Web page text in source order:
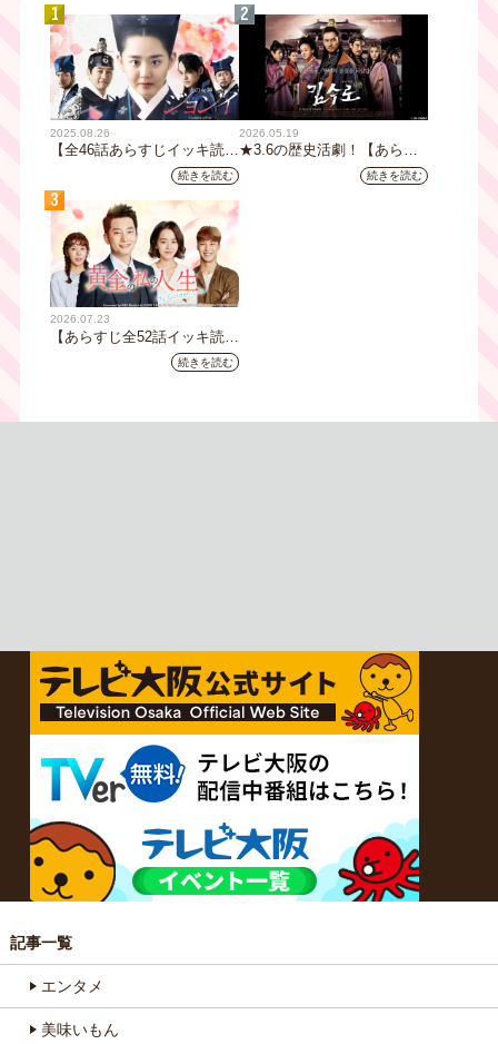
1
2025.08.26
【全46話あらすじイッキ読
み】韓国ドラマ『火の女神
ジョンイ』｜テレビ大阪 9
月11日（木）朝8時放送スタ
ート
続きを読む
2
2026.05.19
★3.6の歴史活劇！【あらす
じ全32話イッキ読み】韓国ド
ラマ『鉄の王 キム・スロ』
続きを読む
3
2026.07.23
【あらすじ全52話イッキ読
み】韓国ドラマ『黄金の私の
人生』｜テレビ大阪 月曜～
続きを読む
記事一覧
エンタメ
美味いもん